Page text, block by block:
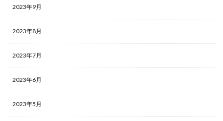
2023年9月
2023年8月
2023年7月
2023年6月
2023年5月